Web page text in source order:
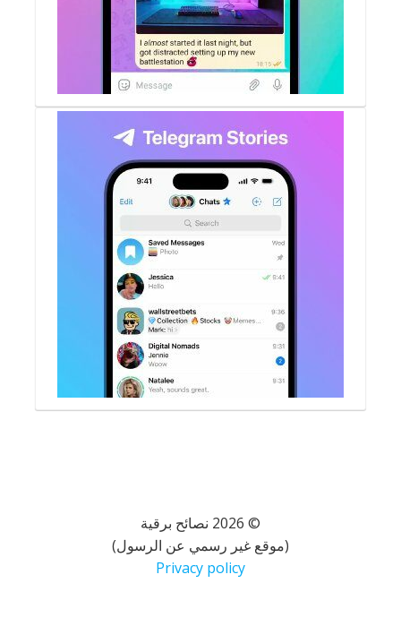
© 2026 نصائح برقية
(موقع غير رسمي عن الرسول)
Privacy policy